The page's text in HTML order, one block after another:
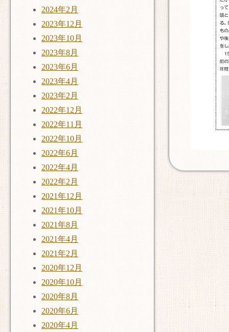
2024年2月
2023年12月
2023年10月
2023年8月
2023年6月
2023年4月
2023年2月
2022年12月
2022年11月
2022年10月
2022年6月
2022年4月
2022年2月
2021年12月
2021年10月
2021年8月
2021年4月
2021年2月
2020年12月
2020年10月
2020年8月
2020年6月
2020年4月